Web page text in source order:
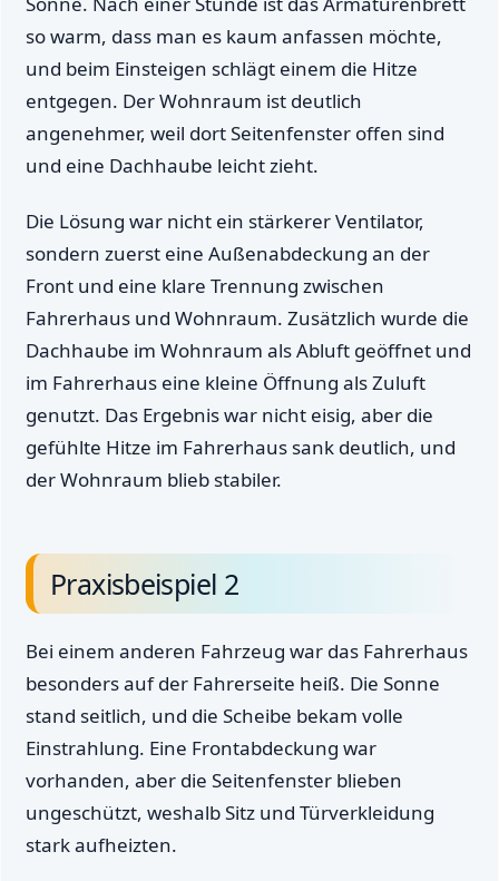
so warm, dass man es kaum anfassen möchte,
und beim Einsteigen schlägt einem die Hitze
entgegen. Der Wohnraum ist deutlich
angenehmer, weil dort Seitenfenster offen sind
und eine Dachhaube leicht zieht.
Die Lösung war nicht ein stärkerer Ventilator,
sondern zuerst eine Außenabdeckung an der
Front und eine klare Trennung zwischen
Fahrerhaus und Wohnraum. Zusätzlich wurde die
Dachhaube im Wohnraum als Abluft geöffnet und
im Fahrerhaus eine kleine Öffnung als Zuluft
genutzt. Das Ergebnis war nicht eisig, aber die
gefühlte Hitze im Fahrerhaus sank deutlich, und
der Wohnraum blieb stabiler.
Praxisbeispiel 2
Bei einem anderen Fahrzeug war das Fahrerhaus
besonders auf der Fahrerseite heiß. Die Sonne
stand seitlich, und die Scheibe bekam volle
Einstrahlung. Eine Frontabdeckung war
vorhanden, aber die Seitenfenster blieben
ungeschützt, weshalb Sitz und Türverkleidung
stark aufheizten.